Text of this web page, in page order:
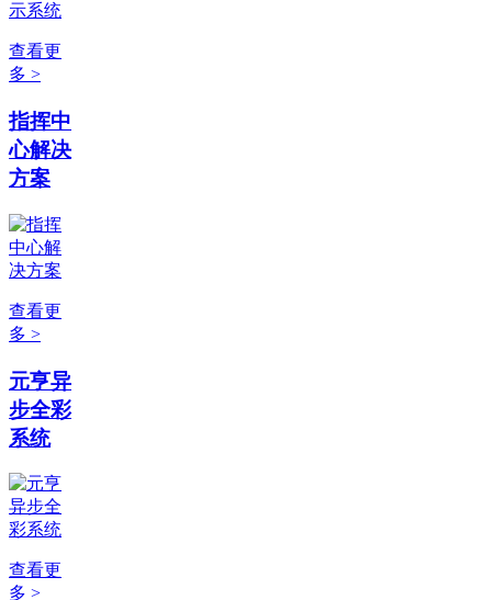
查看更
多 >
指挥中
心解决
方案
查看更
多 >
元亨异
步全彩
系统
查看更
多 >